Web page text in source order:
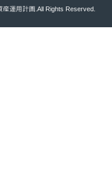
産運用計画 .All Rights Reserved.